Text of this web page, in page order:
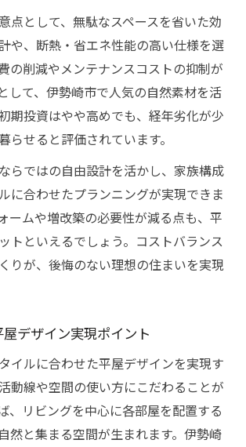
点として、無駄なスペースを省いた効
や、断熱・省エネ性能の高い仕様を選
の削減やメンテナンスコストの抑制が
して、伊勢崎市で人気の自然素材を活
期投資はやや高めでも、経年劣化が少
らせると評価されています。
らではの自由設計を活かし、家族構成
に合わせたプランニングが実現できま
ームや増改築の必要性が減る点も、平
トといえるでしょう。コストバランス
りが、後悔のない理想の住まいを実現
デザイン実現ポイント
イルに合わせた平屋デザインを実現す
動線や空間の使い方にこだわることが
、リビングを中心に各部屋を配置する
然と集まる空間が生まれます。伊勢崎